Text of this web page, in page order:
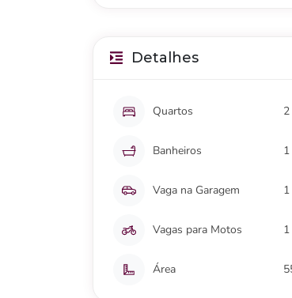
Detalhes
Quartos
Banheiros
Vaga na Garagem 1
Vagas para Motos 1
Área